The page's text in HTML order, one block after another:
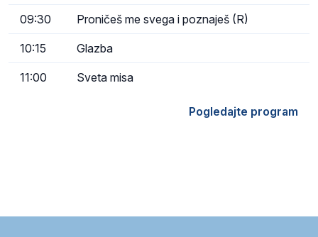
09:30 Proničeš me svega i poznaješ (R)
10:15 Glazba
11:00 Sveta misa
Pogledajte program